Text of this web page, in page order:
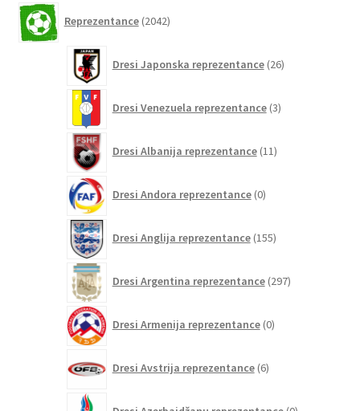
Reprezentance 2042izdelkov
Dresi Japonska reprezentance 26izdelkov
Dresi Venezuela reprezentance 3izdelki
Dresi Albanija reprezentance 11izdelkov
Dresi Andora reprezentance 0izdelkov
Dresi Anglija reprezentance 155izdelkov
Dresi Argentina reprezentance 297izdelkov
Dresi Armenija reprezentance 0izdelkov
Dresi Avstrija reprezentance 6izdelkov